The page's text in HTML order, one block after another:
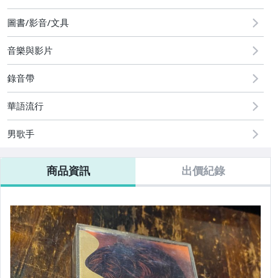
偶像、球員卡與郵幣
圖書/影音/文具
音樂與影片
錄音帶
華語流行
男歌手
商品資訊 出價紀錄